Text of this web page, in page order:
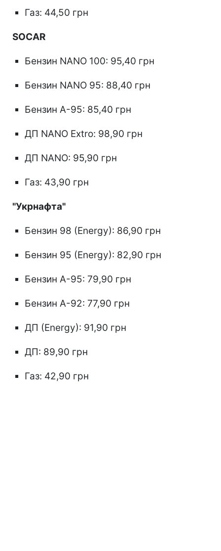
Газ: 44,50 грн
SOCAR
Бензин NANO 100: 95,40 грн
Бензин NANO 95: 88,40 грн
Бензин А-95: 85,40 грн
ДП NANO Extro: 98,90 грн
ДП NANO: 95,90 грн
Газ: 43,90 грн
"Укрнафта"
Бензин 98 (Energy): 86,90 грн
Бензин 95 (Energy): 82,90 грн
Бензин А-95: 79,90 грн
Бензин А-92: 77,90 грн
ДП (Energy): 91,90 грн
ДП: 89,90 грн
Газ: 42,90 грн